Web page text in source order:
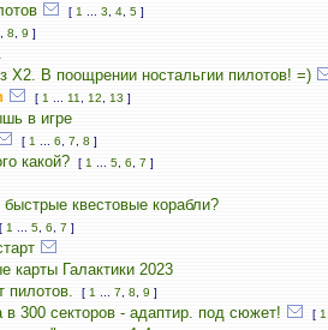
[ 1 3 4 5 ]
8 9 ]
X2. В поощрении ностальгии пилотов! =)
[ 1 11 12 13 ]
в игре
[ 1 6 7 8 ]
какой? [ 1 5 6 7 ]
квестовые корабли?
[ 1 5 6 7 ]
Галактики 2023
пилотов.
[ 1 7 8 9 ]
300 секторов - адаптир. под сюжет! [ 1